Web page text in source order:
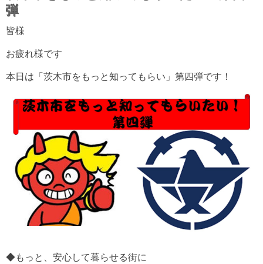
弾
皆様
お疲れ様です
本日は「茨木市をもっと知ってもらい」第四弾です！
◆もっと、安心して暮らせる街に